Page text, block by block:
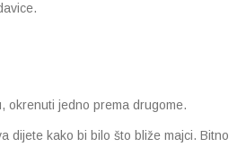
okrenuti jedno prema drugome.
dijete kako bi bilo što bliže majci. Bitno